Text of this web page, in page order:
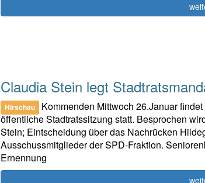
Claudia Stein legt
Hirschau
Kommenden Mittwoch 26.Januar
öffentliche Stadtratssitzung statt. Besprochen
Stein; Eintscheidung über das Nachrücken
Ausschussmitglieder der SPD-Fraktion.
Ernennung